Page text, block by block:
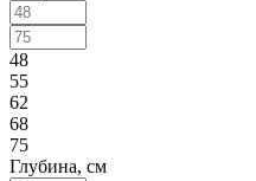
48
55
62
68
75
Глубина, см